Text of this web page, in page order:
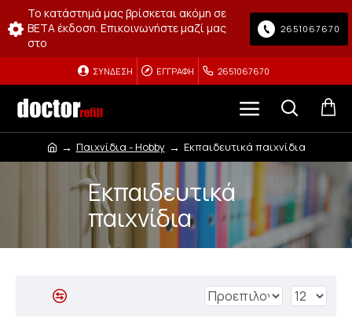
Το κατάστημά μας βρίσκεται ακόμη σε
BETA έκδοση. Επικοινωνήστε μαζί μας
στο
2651067670
ΣΎΝΔΕΣΗ ΕΓΓΡΑΦΉ 2651067670
Παιχνίδια - Hobby Εκπαιδευτικά παιχνίδια
Εκπαιδευτικά
παιχνίδια